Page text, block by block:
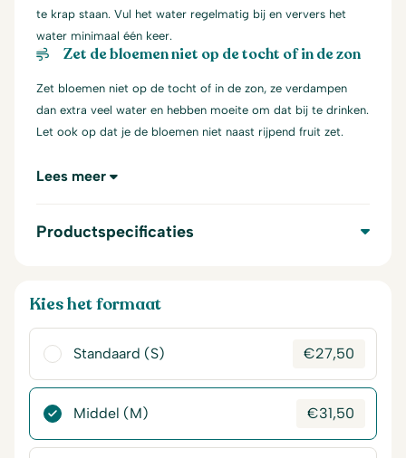
te krap staan. Vul het water regelmatig bij en ververs het
water minimaal één keer.
Zet de bloemen niet op de tocht of in de zon
Zet bloemen niet op de tocht of in de zon, ze verdampen
dan extra veel water en hebben moeite om dat bij te drinken.
Let ook op dat je de bloemen niet naast rijpend fruit zet.
Lees meer
Productspecificaties
Kies het formaat
Standaard (S) €27,50
Middel (M) €31,50